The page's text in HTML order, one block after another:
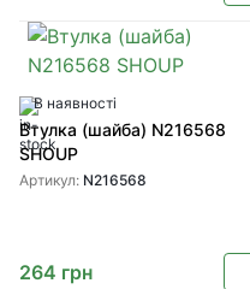
В наявності
Втулка (шайба) N216568
SHOUP
Артикул: N216568
264 грн